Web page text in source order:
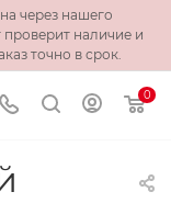
через нашего
проверит наличие и
точно в срок.
0